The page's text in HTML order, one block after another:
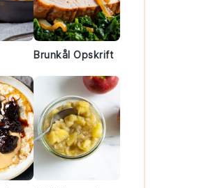
Brunkål Opskrift